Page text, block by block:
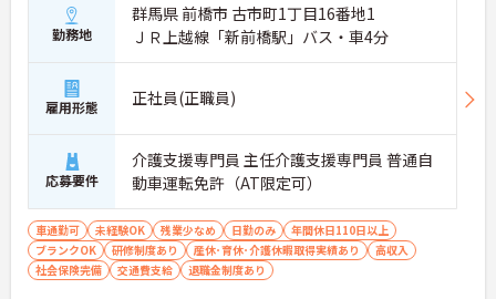
勤務地
群馬県 前橋市 古市町1丁目16番地1
ＪＲ上越線「新前橋駅」バス・車4分
雇用形態 正社員(正職員)
応募要件
介護支援専門員 主任介護支援専門員 普通自
動車運転免許（AT限定可）
車通勤可 未経験OK 残業少なめ 日勤のみ
年間休日110日以上
ブランクOK
研修制度あり 産休･育休･介護休暇取得実績あり
高収入
社会保険完備
交通費支給 退職金制度あり